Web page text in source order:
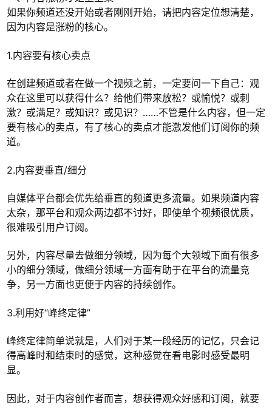
如果你频道还没开始或者刚刚开始，请把内容定位想清楚，
因为内容是涨粉的核心。
1.内容要有核心卖点
在创建频道或者在做一个视频之前，一定要问一下自己：观
众在这里可以获得什么？给他们带来放松？或愉悦？或刺
激？或满足？或知识？或见识？……不管是什么内容，但一定
要有核心的卖点，有了核心的卖点才能激发他们订阅你的频
道。
2.内容要垂直/细分
自媒体平台都会优先给垂直的频道更多流量。如果频道内容
太杂，那平台和观众两边都不讨好，即使单个视频很优质，
很难吸引用户订阅。
另外，内容尽量去做细分领域，因为每个大领域下面有很多
小的细分领域，做细分领域一方面有助于在平台的流量竞
争，另一方面也更便于内容的持续创作。
3.利用好“峰终定律”
峰终定律简单说就是，人们对于某一段经历的记忆，只会记
得高峰时和结束时的感觉，这种感觉在看电影时感受最明
显。
因此，对于内容创作者而言，想获得观众好感和订阅，就要